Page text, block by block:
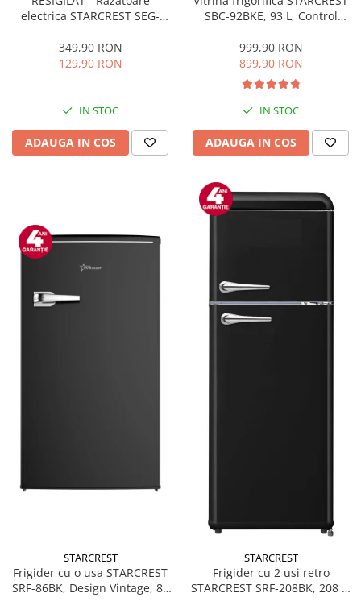
electrica STARCREST SEG-
taiere, Negru
349,90 RON
129,90 RON
IN STOC
ADAUGA IN COS
SBC-92BKE, 93 L, Control
83.2 cm, Negru
999,90 RON
899,90 RON
IN STOC
ADAUGA IN COS
STARCREST
Frigider cu o usa STARCREST
SRF-86BK, Design Vintage, 85
STARCREST
Frigider cu 2 usi retro
STARCREST SRF-208BK, 208 L,